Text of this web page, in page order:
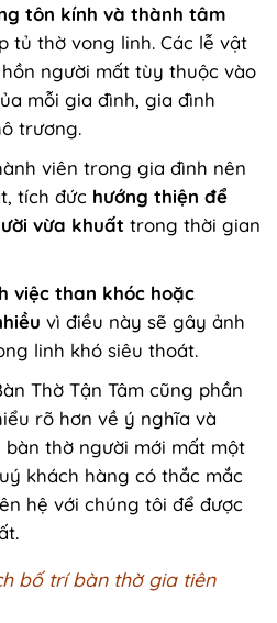
tôn kính và thành tâm
tủ thờ vong linh. Các lễ vật
người mất tùy thuộc vào
mỗi gia đình, gia đình
trương.
viên trong gia đình nên
tích đức hướng thiện để
vừa khuất trong thời gian
việc than khóc hoặc
vì điều này sẽ gây ảnh
linh khó siêu thoát.
Thờ Tận Tâm cũng phần
rõ hơn về ý nghĩa và
thờ người mới mất một
khách hàng có thắc mắc
hệ với chúng tôi để được
bố trí bàn thờ gia tiên